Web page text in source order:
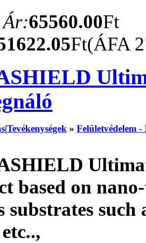
65560.00Ft
Ft(ÁFA
|Tevékenységek » Felületvédelem
based on
substrates such